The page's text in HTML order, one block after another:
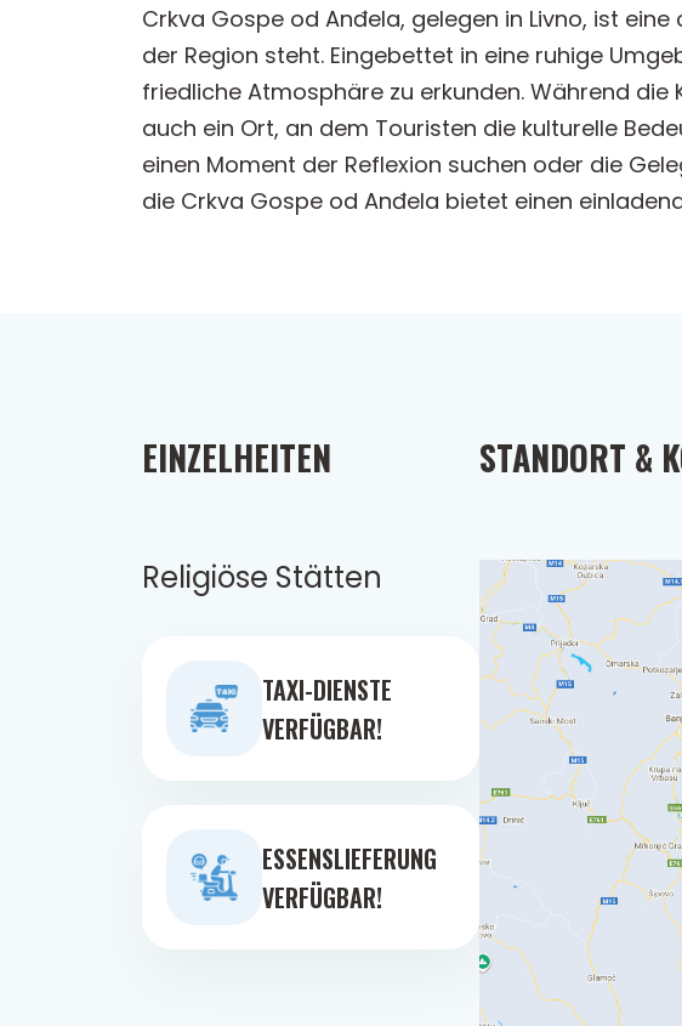
Crkva Gospe od Anđela, gelegen in Livno, ist
der Region steht. Eingebettet in eine ruhige
friedliche Atmosphäre zu erkunden. Während
auch ein Ort, an dem Touristen die kulturelle
einen Moment der Reflexion suchen oder die
die Crkva Gospe od Anđela bietet einen
EINZELHEITEN
Religiöse Stätten
TAXI-DIENSTE
VERFÜGBAR!
ESSENSLIEFERUNG
VERFÜGBAR!
STANDORT &